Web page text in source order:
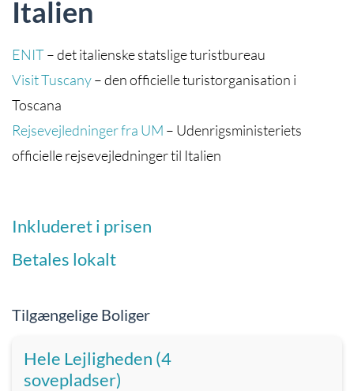
Italien
ENIT– det italienske statslige turistbureau
Visit Tuscany– den officielle turistorganisation i
Toscana
Rejsevejledninger fra UM – Udenrigsministeriets
officielle rejsevejledninger til Italien
Inkluderet i prisen
Betales lokalt
Tilgængelige Boliger
Hele Lejligheden (4
sovepladser)